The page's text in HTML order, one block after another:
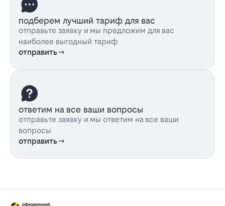
подберем лучший тариф для вас
отправьте заявку и мы предложим для вас
наиболее выгодный тариф
отправить
ответим на все ваши вопросы
отправьте заявку и мы ответим на все ваши
вопросы
отправить